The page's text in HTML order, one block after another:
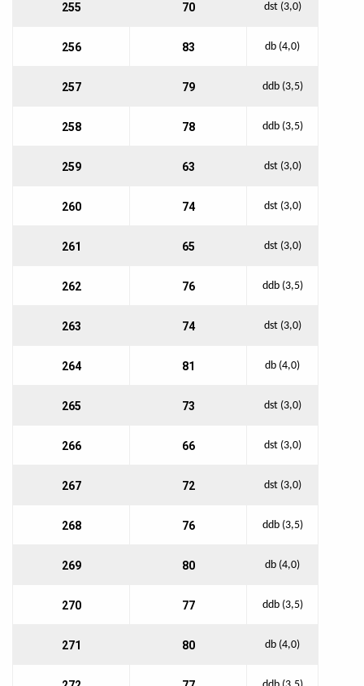
255 70 dst (3,0)
256 83 db (4,0)
257 79 ddb (3,5)
258 78 ddb (3,5)
259 63 dst (3,0)
260 74 dst (3,0)
261 65 dst (3,0)
262 76 ddb (3,5)
263 74 dst (3,0)
264 81 db (4,0)
265 73 dst (3,0)
266 66 dst (3,0)
267 72 dst (3,0)
268 76 ddb (3,5)
269 80 db (4,0)
270 77 ddb (3,5)
271 80 db (4,0)